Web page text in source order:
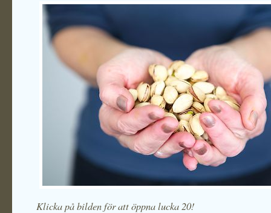
Klicka på bilden för att öppna lucka 20!